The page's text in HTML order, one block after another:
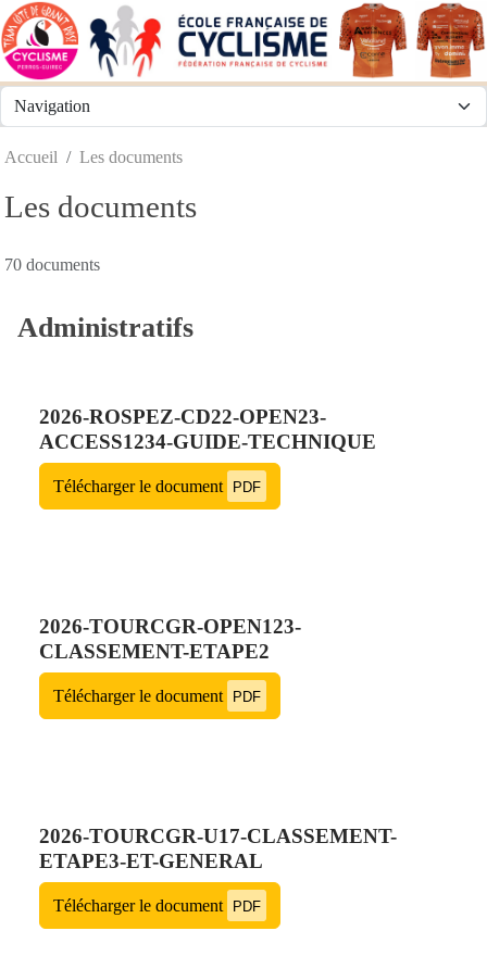
Accueil Les documents
Les documents
70 documents
Administratifs
2026-ROSPEZ-CD22-OPEN23-
ACCESS1234-GUIDE-TECHNIQUE
Télécharger le document PDF
2026-TOURCGR-OPEN123-
CLASSEMENT-ETAPE2
Télécharger le document PDF
2026-TOURCGR-U17-CLASSEMENT-
ETAPE3-ET-GENERAL
Télécharger le document PDF
Panneau de gestion des cookies